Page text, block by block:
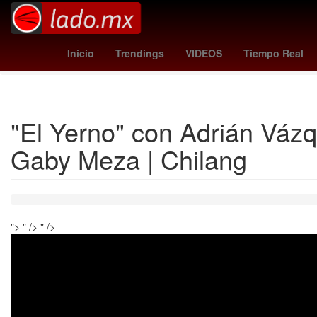
Inicio Trendings VIDEOS Tiempo Real
stuttgart fc al-nassr - neom sports club 26 de marzo
"El Yerno" con Adrián
Gaby Meza | Chilang
"> " /> " />